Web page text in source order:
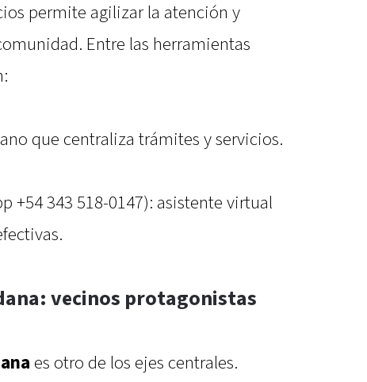
permite agilizar la atención y
Entre las herramientas
que centraliza trámites y servicios.
+54 343 518-0147): asistente virtual
vecinos protagonistas
es otro de los ejes centrales.